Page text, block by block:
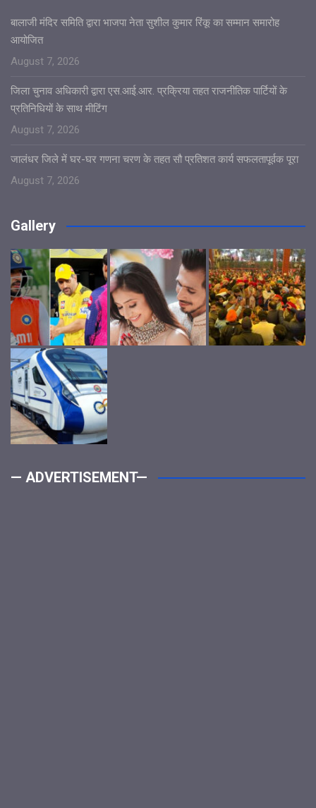
बालाजी मंदिर समिति द्वारा भाजपा नेता सुशील कुमार रिंकू का सम्मान समारोह
आयोजित
August 7, 2026
जिला चुनाव अधिकारी द्वारा एस.आई.आर. प्रक्रिया तहत राजनीतिक पार्टियों के
प्रतिनिधियों के साथ मीटिंग
August 7, 2026
जालंधर जिले में घर-घर गणना चरण के तहत सौ प्रतिशत कार्य सफलतापूर्वक पूरा
August 7, 2026
Gallery
— ADVERTISEMENT—